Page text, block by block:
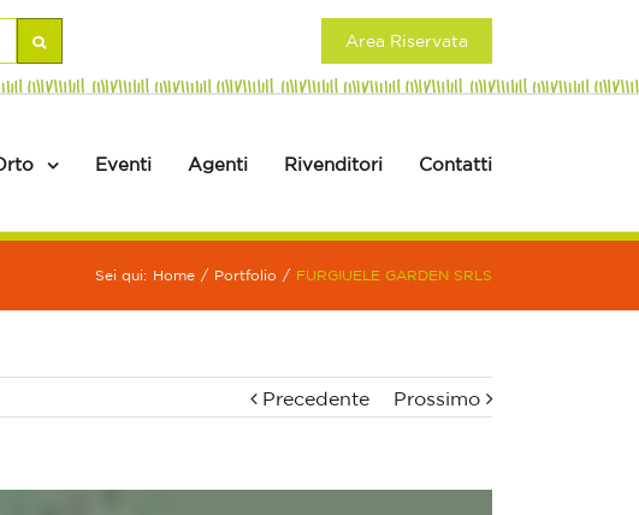
Area Riservata
Eventi Agenti Rivenditori Contatti
Sei qui: Home / Portfolio / FURGIUELE GARDEN SRLS
Precedente Prossimo